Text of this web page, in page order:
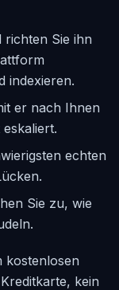
richten Sie ihn
indexieren.
er nach Ihnen
echten
Sie zu, wie
kostenlosen
kein